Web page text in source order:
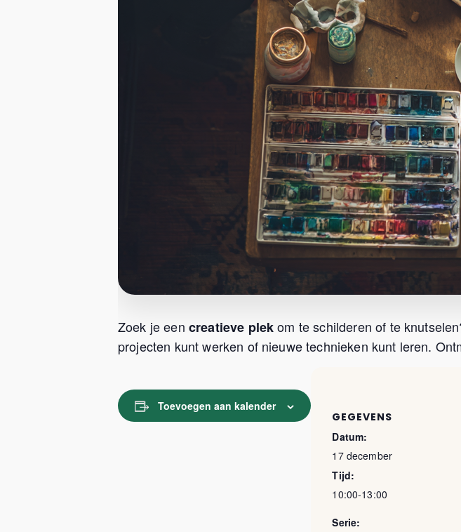
Zoek je een creatieve plekom te schilderen of te
projecten kunt werken of nieuwe technieken kunt leren.
Toevoegen aan kalender
GEGEVENS
Datum:
17 december
Tijd:
10:00-13:00
Serie: